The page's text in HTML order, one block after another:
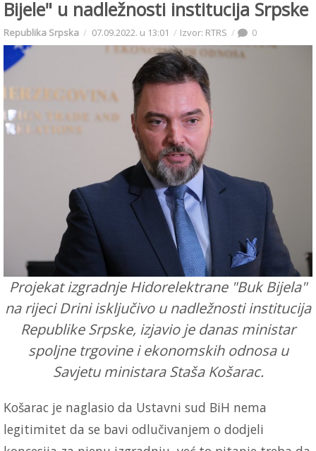
Bijele" u nadležnosti institucija Srpske
Republika Srpska 07.09.2022. u 13:01 Izvor: RTRS 0
Projekat izgradnje Hidorelektrane "Buk Bijela"
na rijeci Drini isključivo u nadležnosti institucija
Republike Srpske, izjavio je danas ministar
spoljne trgovine i ekonomskih odnosa u
Savjetu ministara Staša Košarac.
Košarac je naglasio da Ustavni sud BiH nema
legitimitet da se bavi odlučivanjem o dodjeli